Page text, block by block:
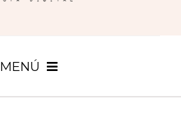
MENÚ